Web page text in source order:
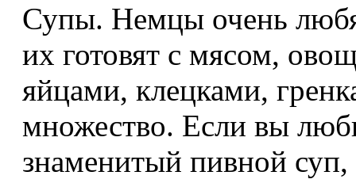
Супы. Немцы очень
их готовят с мясом,
яйцами, клецками,
множество. Если вы
знаменитый пивной суп,